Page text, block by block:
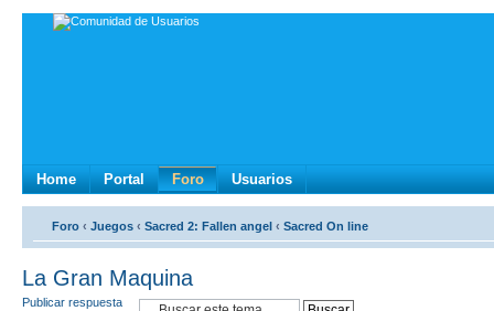
Home Portal Foro Usuarios
Foro ‹ Juegos ‹ Sacred 2: Fallen angel ‹ Sacred On line
La Gran Maquina
Publicar respuesta